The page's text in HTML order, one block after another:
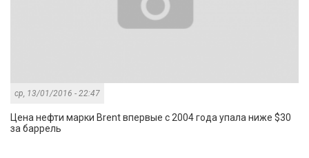
ср, 13/01/2016 - 22:47
Цена нефти марки Brent впервые с 2004 года упала ниже $30
за баррель